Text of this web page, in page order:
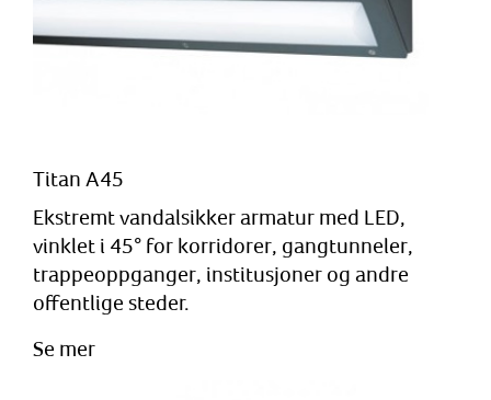
Titan A45
Ekstremt vandalsikker armatur med LED,
vinklet i 45° for korridorer, gangtunneler,
trappeoppganger, institusjoner og andre
offentlige steder.
Se mer